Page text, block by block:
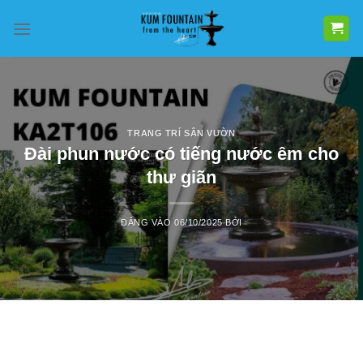
qua
TRANG TRÍ SÂN VƯỜN
Đài phun nước có tiếng nước êm cho
thư giãn
ĐĂNG VÀO06/10/2025 BỞI